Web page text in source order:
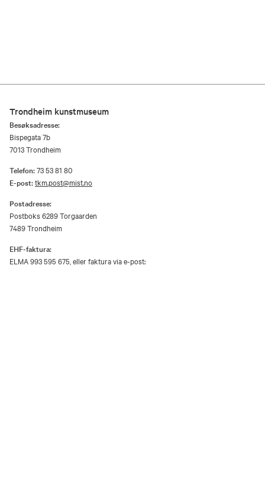
Trondheim kunstmuseum
Besøksadresse:
Bispegata 7b
7013 Trondheim
Telefon:73 53 81 80
E-post:tkm.post@mist.no
Postadresse:
Postboks 6289 Torgaarden
7489 Trondheim
EHF-faktura:
ELMA 993 595 675, eller faktura via e-post: